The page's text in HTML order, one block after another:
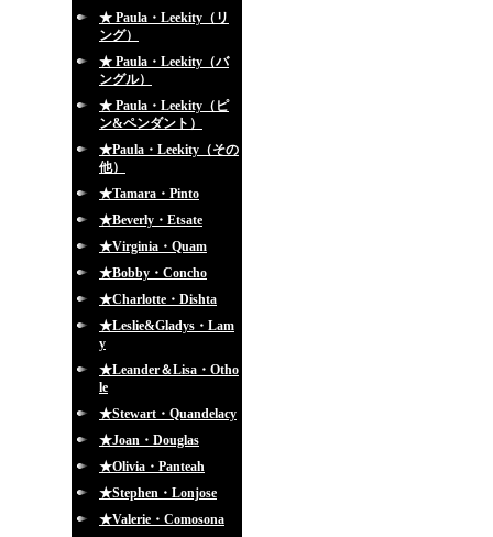
★ Paula・Leekity（リ
ング）
★ Paula・Leekity（バ
ングル）
★ Paula・Leekity（ピ
ン&ペンダント）
★Paula・Leekity（その
他）
★Tamara・Pinto
★Beverly・Etsate
★Virginia・Quam
★Bobby・Concho
★Charlotte・Dishta
★Leslie&Gladys・Lam
y
★Leander＆Lisa・Otho
le
★Stewart・Quandelacy
★Joan・Douglas
★Olivia・Panteah
★Stephen・Lonjose
★Valerie・Comosona